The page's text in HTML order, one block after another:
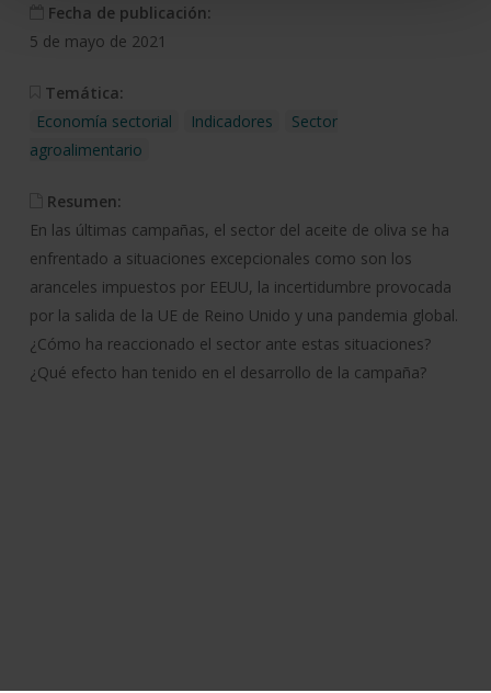
Fecha de publicación:
5 de mayo de 2021
Temática:
Economía sectorial
Indicadores
Sector
agroalimentario
Resumen:
En las últimas campañas, el sector del aceite de oliva se ha
enfrentado a situaciones excepcionales como son los
aranceles impuestos por EEUU, la incertidumbre provocada
por la salida de la UE de Reino Unido y una pandemia global.
¿Cómo ha reaccionado el sector ante estas situaciones?
¿Qué efecto han tenido en el desarrollo de la campaña?